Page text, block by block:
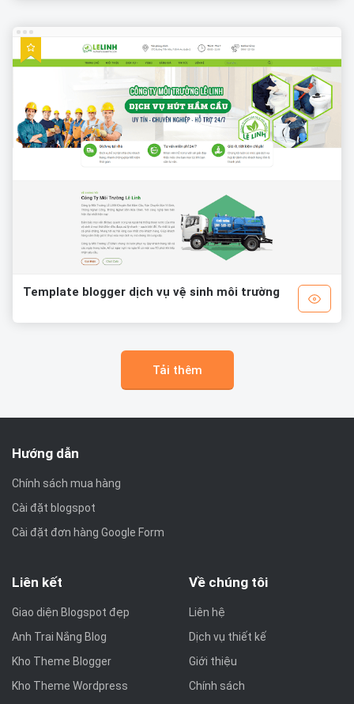
Template blogger dịch vụ vệ sinh môi trường
Tải thêm
Hướng dẫn
Chính sách mua hàng
Cài đặt blogspot
Cài đặt đơn hàng Google Form
Liên kết
Giao diện Blogspot đẹp
Anh Trai Nắng Blog
Kho Theme Blogger
Kho Theme Wordpress
Về chúng tôi
Liên hệ
Dịch vụ thiết kế
Giới thiệu
Chính sách